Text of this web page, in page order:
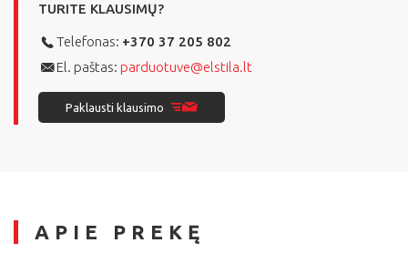
TURITE KLAUSIMŲ?
Telefonas: +370 37 205 802
El. paštas: parduotuve@elstila.lt
Paklausti klausimo
APIE PREKĘ